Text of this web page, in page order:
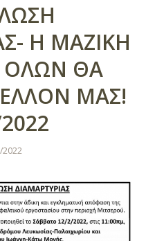
Η ΜΑΖΙΚΗ
ΟΛΩΝ ΘΑ
ΜΑΣ!
2022